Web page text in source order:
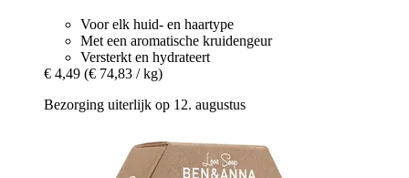
Voor elk huid- en haartype
Met een aromatische kruidengeur
Versterkt en hydrateert
€ 4,49 (€ 74,83 / kg)
Bezorging uiterlijk op 12. augustus